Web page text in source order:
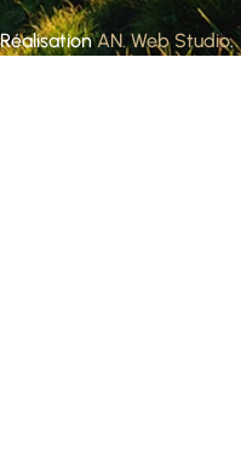
RéalisationAN. Web Studio.